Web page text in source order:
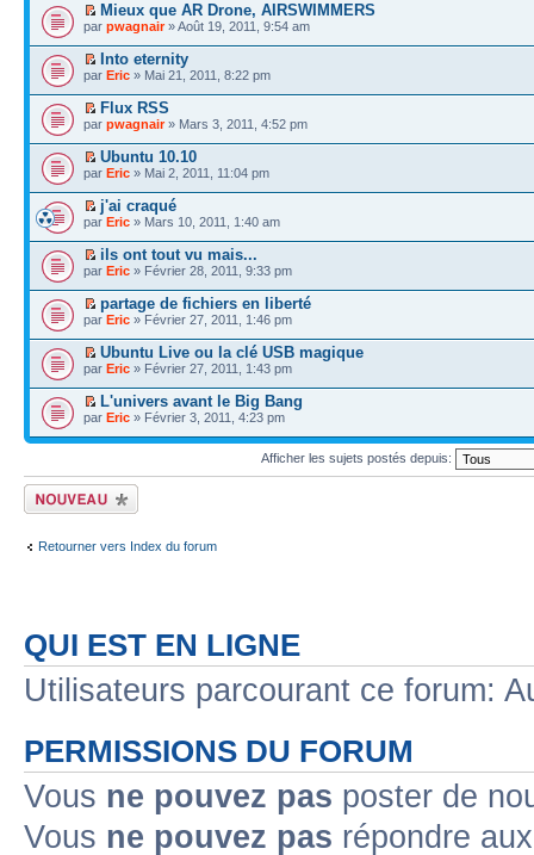
Mieux que AR Drone, AIRSWIMMERS
par pwagnair» Août 19, 2011, 9:54 am
Into eternity
par Eric » Mai 21, 2011, 8:22 pm
Flux RSS
par pwagnair» Mars 3, 2011, 4:52 pm
Ubuntu 10.10
par Eric » Mai 2, 2011, 11:04 pm
j'ai craqué
par Eric » Mars 10, 2011, 1:40 am
ils ont tout vu mais...
par Eric » Février 28, 2011, 9:33 pm
partage de fichiers en liberté
par Eric » Février 27, 2011, 1:46 pm
Ubuntu Live ou la clé USB magique
par Eric » Février 27, 2011, 1:43 pm
L'univers avant le Big Bang
par Eric » Février 3, 2011, 4:23 pm
Afficher les sujets postés depuis:
Écrire un nouveau
sujet
Retourner vers Index du forum
QUI EST EN LIGNE
Utilisateurs parcourant ce forum:
PERMISSIONS DU FORUM
Vous ne pouvez pas poster de
Vous ne pouvez pas répondre